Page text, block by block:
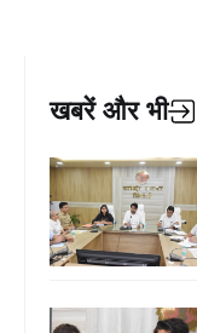
खबरें और भी